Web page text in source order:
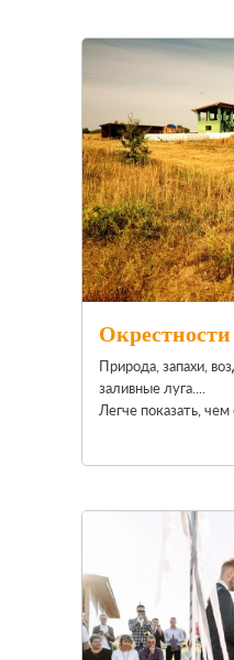
Окрестности
Природа, запахи,
заливные луга....
Легче показать, чем